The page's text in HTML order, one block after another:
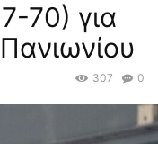
70) για
0
307